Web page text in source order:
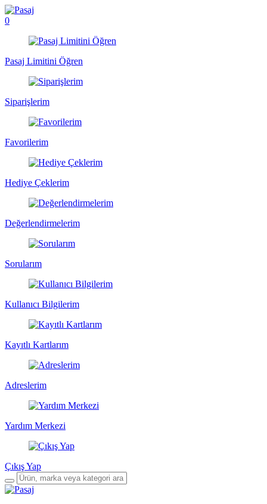
0
Pasaj Limitini Öğren
Siparişlerim
Favorilerim
Hediye Çeklerim
Değerlendirmelerim
Sorularım
Kullanıcı Bilgilerim
Kayıtlı Kartlarım
Adreslerim
Yardım Merkezi
Çıkış Yap